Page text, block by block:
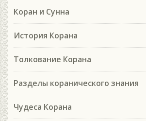
Коран и Сунна
История Корана
Толкование Корана
Разделы коранического знания
Чудеса Корана